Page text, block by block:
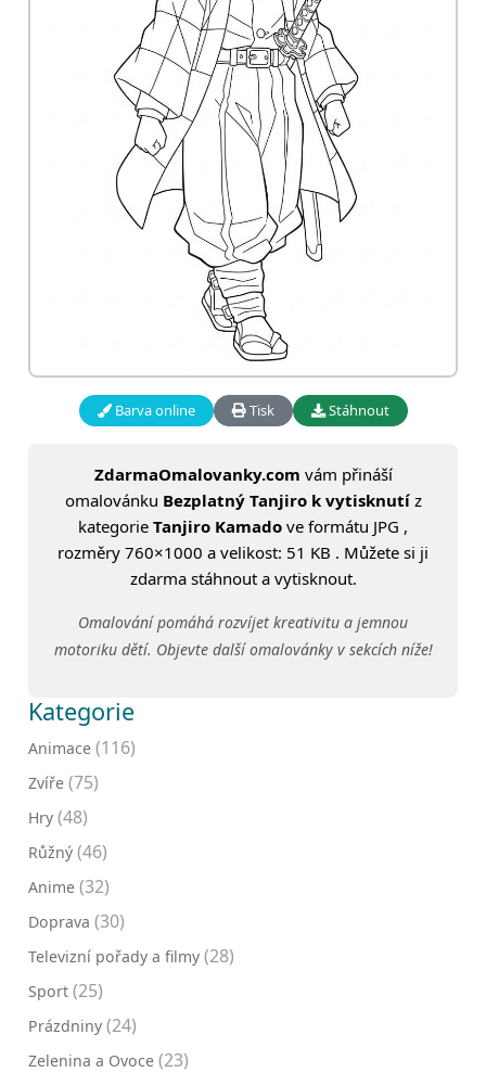
Barva online Tisk Stáhnout
ZdarmaOmalovanky.com vám přináší
omalovánku Bezplatný Tanjiro k vytisknutíz
kategorie Tanjiro Kamado ve formátu JPG ,
rozměry 760×1000 a velikost: 51 KB . Můžete si ji
zdarma stáhnout a vytisknout.
Omalování pomáhá rozvíjet kreativitu a jemnou
motoriku dětí. Objevte další omalovánky v sekcích níže!
Kategorie
Animace (116)
Zvíře (75)
Hry (48)
Růžný (46)
Anime (32)
Doprava (30)
Televizní pořady a filmy (28)
Sport (25)
Prázdniny (24)
Zelenina a Ovoce (23)